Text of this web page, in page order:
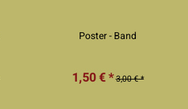
Poster - Band
1,50 € *3,00 € *